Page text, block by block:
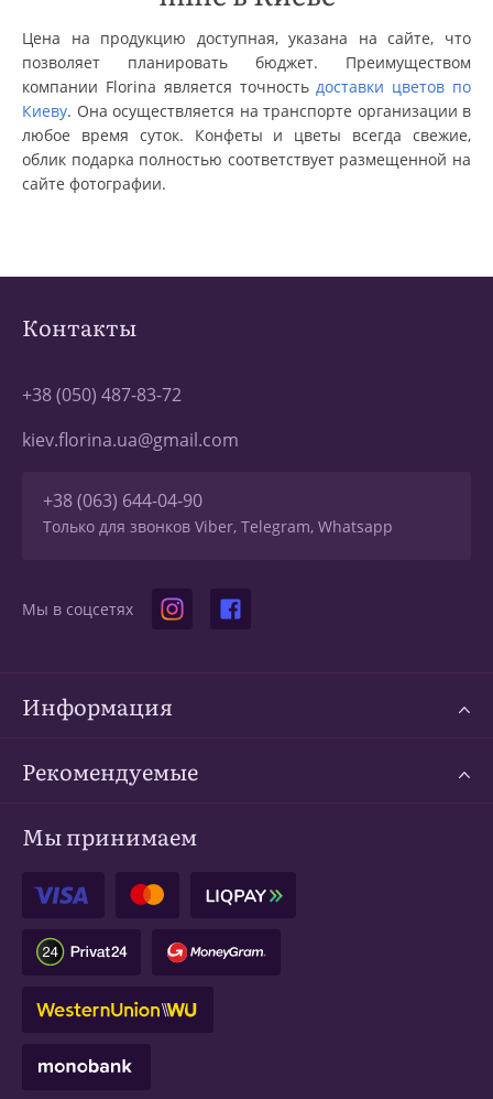
Цена на продукцию доступная, указана на сайте, что
позволяет планировать бюджет. Преимуществом
компании Florina является точность доставки цветов по
Киеву. Она осуществляется на транспорте организации в
любое время суток. Конфеты и цветы всегда свежие,
облик подарка полностью соответствует размещенной на
сайте фотографии.
Контакты
+38 (050) 487-83-72
kiev.florina.ua@gmail.com
+38 (063) 644-04-90
Только для звонков Viber, Telegram, Whatsapp
Мы в соцсетях
Информация
Рекомендуемые
Мы принимаем